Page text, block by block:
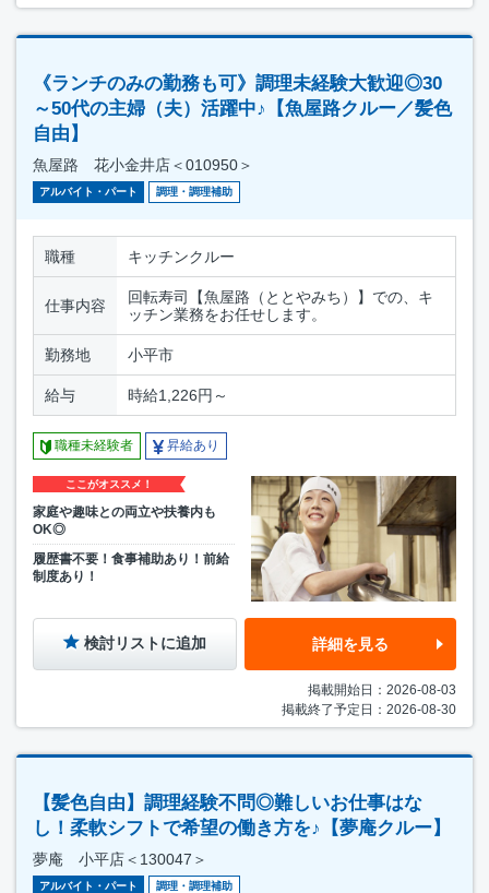
《ランチのみの勤務も可》調理未経験大歓迎◎30
～50代の主婦（夫）活躍中♪【魚屋路クルー／髪色
自由】
魚屋路 花小金井店＜010950＞
アルバイト・パート 調理・調理補助
職種 キッチンクルー
仕事内容
回転寿司【魚屋路（ととやみち）】での、キ
ッチン業務をお任せします。
勤務地 小平市
給与 時給1,226円～
職種未経験者 昇給あり
ここがオススメ！
家庭や趣味との両立や扶養内も
OK◎
履歴書不要！食事補助あり！前給
制度あり！
検討リストに追加 詳細を見る
掲載開始日：2026-08-03
掲載終了予定日：2026-08-30
【髪色自由】調理経験不問◎難しいお仕事はな
し！柔軟シフトで希望の働き方を♪【夢庵クルー】
夢庵 小平店＜130047＞
アルバイト・パート 調理・調理補助